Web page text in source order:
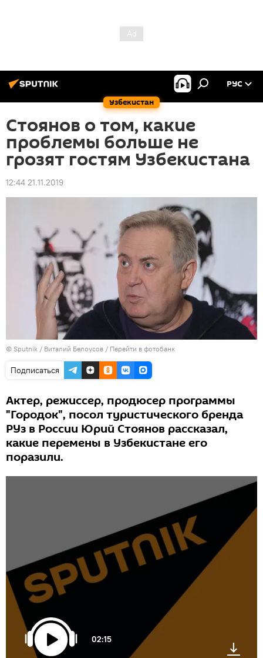
Узбекистан
РУС
Стоянов о том, какие
проблемы больше не
грозят гостям Узбекистана
12:44 21.11.2019
© Sputnik / Виталий Белоусов / Перейти в фотобанк
Подписаться
Актер, режиссер, продюсер программы
"Городок", посол туристического бренда
РУз в России Юрий Стоянов рассказал,
какие перемены в Узбекистане его
поразили.
02:15